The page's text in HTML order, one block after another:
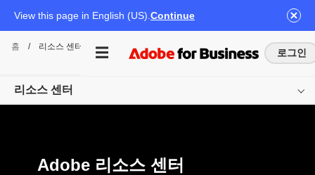
View this page in English (US). Continue
로그인
홈 / 리소스 센터
리소스 센터
제품별로 찾기
Adobe 리소스 센터